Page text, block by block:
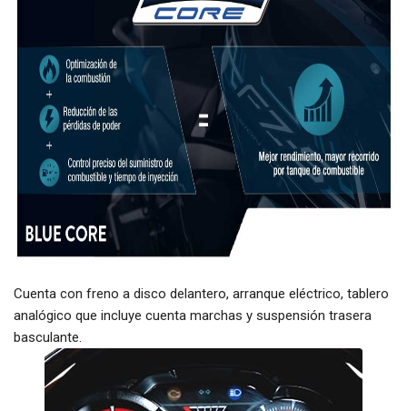
Cuenta con freno a disco delantero, arranque eléctrico, tablero
analógico que incluye cuenta marchas y suspensión trasera
basculante.